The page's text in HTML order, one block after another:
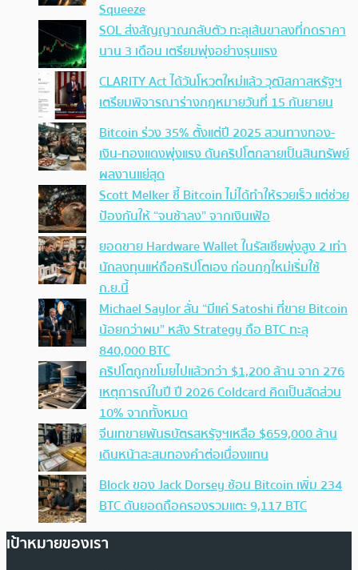
Squeeze
SOL ส่งสัญญาณกลับตัว ทะลุเส้นขาลงที่กดราคา
นาน 3 เดือน เตรียมพุ่งอย่างรุนแรง
CLARITY Act ได้วันโหวตใหม่แล้ว วุฒิสภาสหรัฐฯ
เตรียมพิจารณาร่างกฎหมายวันที่ 15 กันยายน
Bitcoin ร่วง 35% ตั้งแต่ปี 2025 สวนทางทอง-
เงิน-ทองแดงพุ่งแรง ดันคริปโตกลายเป็นสินทรัพย์
ผลงานแย่สุด
Scott Melker ชี้ Bitcoin ไม่ได้ทำให้รวยเร็ว แต่ช่วย
ป้องกันให้ “จนช้าลง” จากเงินเฟ้อ
ยอดขาย Hardware Wallet ในรัสเซียพุ่งสูง 2 เท่า
นักลงทุนแห่ถือคริปโตเอง ก่อนกฎใหม่เริ่มใช้
ก.ย.นี้
Michael Saylor ลั่น “มีแค่ Satoshi ที่ขาย Bitcoin
น้อยกว่าผม” หลัง Strategy ถือ BTC ทะลุ
840,000 BTC
คริปโตถูกขโมยไปแล้วกว่า $1,200 ล้าน จาก 276
เหตุการณ์ในปี ปี 2026 Coldcard คิดเป็นสัดส่วน
10% จากทั้งหมด
จีนเทขายพันธบัตรสหรัฐฯเหลือ $659,000 ล้าน
เดินหน้าสะสมทองคำต่อเนื่องแทน
Block ของ Jack Dorsey ช้อน Bitcoin เพิ่ม 234
BTC ดันยอดถือครองรวมแตะ 9,117 BTC
เป้าหมายของเรา